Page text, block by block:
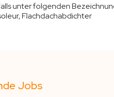
unter folgenden
Flachdachabdichter
Jobs